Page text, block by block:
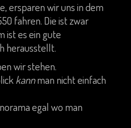
ersparen wir uns in dem
fahren. Die ist zwar
ist es ein gute
herausstellt.
wir stehen.
kannman nicht einfach
egal wo man